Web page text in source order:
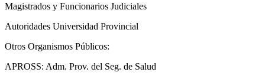
Magistrados y Funcionarios Judiciales
Autoridades Universidad Provincial
Otros Organismos Públicos:
APROSS: Adm. Prov. del Seg. de Salud